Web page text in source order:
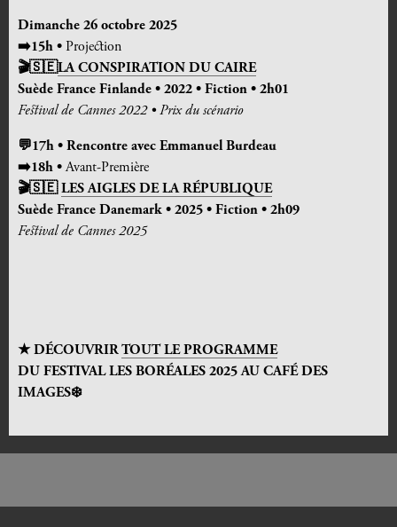
Dimanche 26 octobre 2025
➡️15h • Projection
🎬🇸🇪LA CONSPIRATION DU CAIRE
Suède France Finlande • 2022 • Fiction • 2h01
Festival de Cannes 2022 • Prix du scénario
💬17h • Rencontre avec Emmanuel Burdeau
➡️18h • Avant-Première
🎬🇸🇪 LES AIGLES DE LA RÉPUBLIQUE
Suède France Danemark • 2025 • Fiction • 2h09
Festival de Cannes 2025
★ DÉCOUVRIRTOUT LE PROGRAMME
DU FESTIVAL LES BORÉALES 2025 AU CAFÉ DES
IMAGES❄️